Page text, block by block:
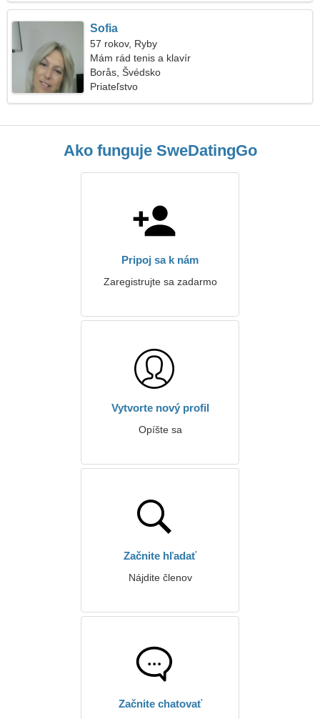
Sofia
57 rokov, Ryby
Mám rád tenis a klavír
Borås, Švédsko
Priateľstvo
Ako funguje SweDatingGo
Pripoj sa k nám
Zaregistrujte sa zadarmo
Vytvorte nový profil
Opíšte sa
Začnite hľadať
Nájdite členov
Začnite chatovať